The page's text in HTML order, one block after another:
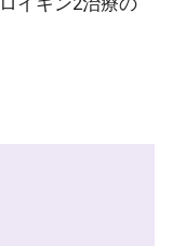
イキン2治療の